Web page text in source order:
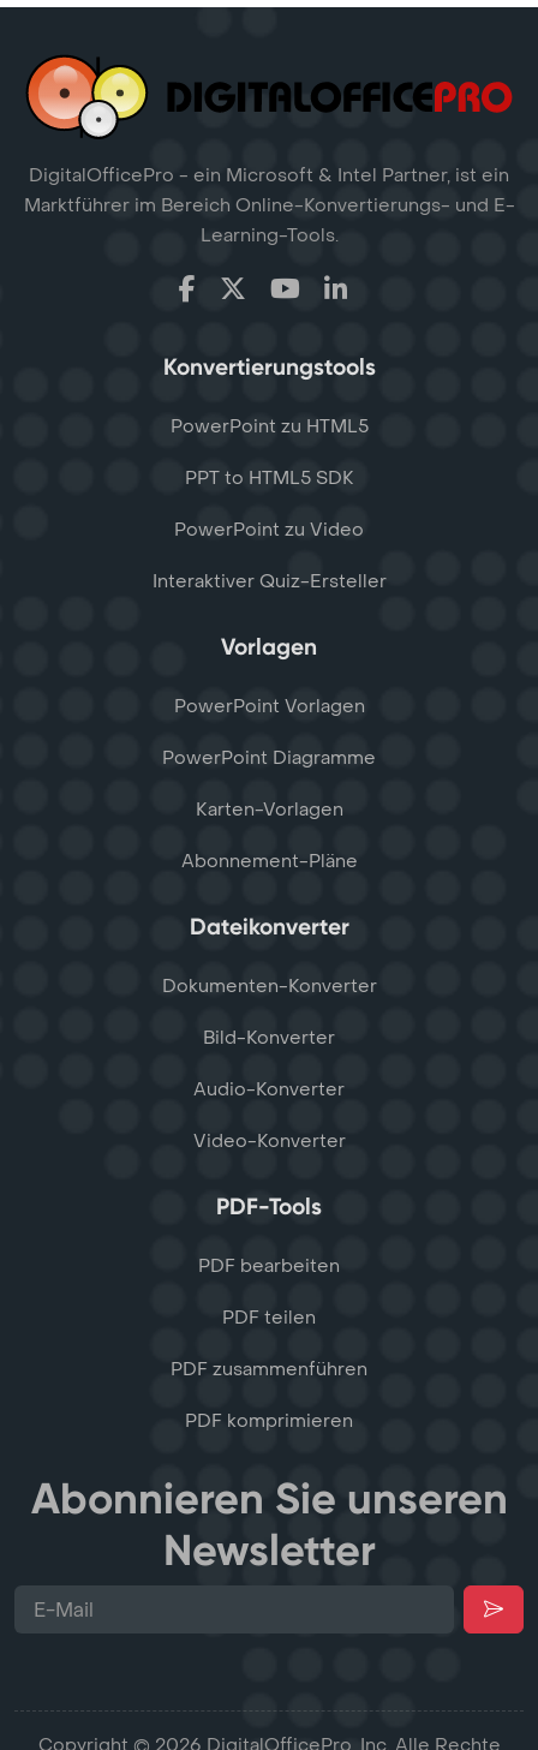
DigitalOfficePro - ein Microsoft & Intel Partner, ist ein
Marktführer im Bereich Online-Konvertierungs- und E-
Learning-Tools.
Konvertierungstools
PowerPoint zu HTML5
PPT to HTML5 SDK
PowerPoint zu Video
Interaktiver Quiz-Ersteller
Vorlagen
PowerPoint Vorlagen
PowerPoint Diagramme
Karten-Vorlagen
Abonnement-Pläne
Dateikonverter
Dokumenten-Konverter
Bild-Konverter
Audio-Konverter
Video-Konverter
PDF-Tools
PDF bearbeiten
PDF teilen
PDF zusammenführen
PDF komprimieren
Abonnieren Sie unseren
Newsletter